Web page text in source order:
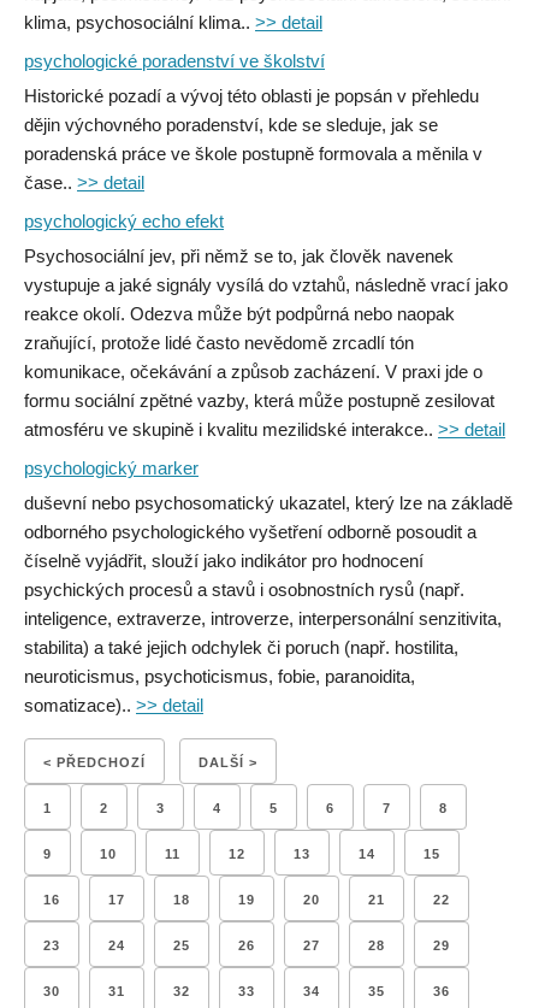
klima, psychosociální klima.. >> detail
psychologické poradenství ve školství
Historické pozadí a vývoj této oblasti je popsán v přehledu
dějin výchovného poradenství, kde se sleduje, jak se
poradenská práce ve škole postupně formovala a měnila v
čase.. >> detail
psychologický echo efekt
Psychosociální jev, při němž se to, jak člověk navenek
vystupuje a jaké signály vysílá do vztahů, následně vrací jako
reakce okolí. Odezva může být podpůrná nebo naopak
zraňující, protože lidé často nevědomě zrcadlí tón
komunikace, očekávání a způsob zacházení. V praxi jde o
formu sociální zpětné vazby, která může postupně zesilovat
atmosféru ve skupině i kvalitu mezilidské interakce.. >> detail
psychologický marker
duševní nebo psychosomatický ukazatel, který lze na základě
odborného psychologického vyšetření odborně posoudit a
číselně vyjádřit, slouží jako indikátor pro hodnocení
psychických procesů a stavů i osobnostních rysů (např.
inteligence, extraverze, introverze, interpersonální senzitivita,
stabilita) a také jejich odchylek či poruch (např. hostilita,
neuroticismus, psychoticismus, fobie, paranoidita,
somatizace).. >> detail
< PŘEDCHOZÍ DALŠÍ >
1 2 3 4 5 6 7 8
9 10 11 12 13 14 15
16 17 18 19 20 21 22
23 24 25 26 27 28 29
30 31 32 33 34 35 36